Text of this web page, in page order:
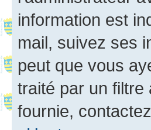
information est
mail, suivez ses
peut que vous
traité par un filtre
fournie,